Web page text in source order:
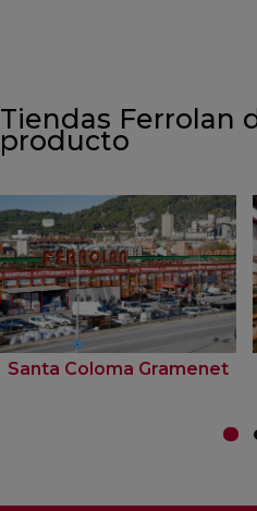
Tiendas Ferrolan
producto
Santa Coloma Gramenet